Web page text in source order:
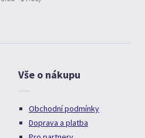
Vše o nákupu
Obchodní podmínky
Doprava a platba